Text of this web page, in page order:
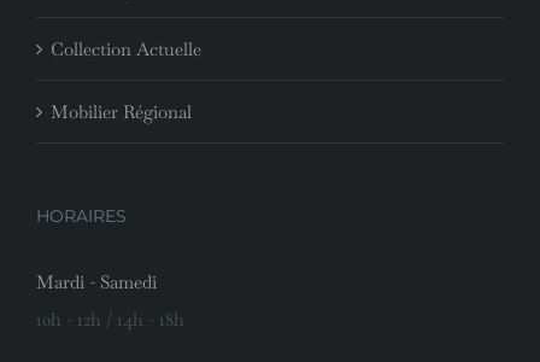
Collection Actuelle
Mobilier Régional
HORAIRES
Mardi - Samedi
10h - 12h / 14h - 18h